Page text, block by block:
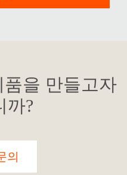
을 만들고자
까?
의